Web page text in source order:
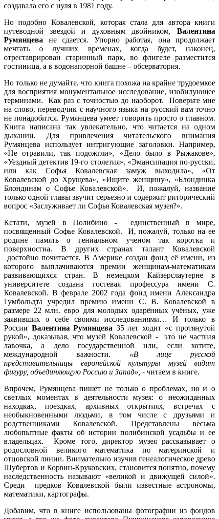
создавала его с нуля в 1981 году.
Но подобно Ковалевской, которая стала для автора книги
путеводной звездой и духовным двойником, Валентина
Румянцева не сдается. Упорно работая, она продолжает
мечтать о лучших временах, когда будет, наконец,
отреставрирован старинный парк, во флигеле разместится
гостиница, а в водонапорной башне – обсерватория.
Но только не думайте, что книга похожа на крайне трудоемкое
для восприятия монументальное исследование, изобилующее
терминами. Как раз с точностью до наоборот. Поверьте мне
на слово, переводчик с научного языка на русский вам точно
не понадобится. Румянцева умеет говорить просто о главном.
Книга написана так увлекательно, что читается на одном
дыхании. Для привлечения читательского внимания
Румянцева использует интригующие заголовки. Например,
«Не отравили, так подожгли», «Дело было в Рыжакове»,
«Уездный детектив 19-го столетия», «Эмансипация по-русски,
или как Софья Ковалевская замуж выходила», «От
Ковалевской до Хрущева», «Ищите женщину», «Блондинка
Блондинам о Софье Ковалевской». И, пожалуй, название
только одной главы звучит серьезно и содержит риторический
вопрос «Заслуживает ли Софья Ковалевская музея?».
Кстати, музей в Полибино - единственный в мире,
посвященный Софье Ковалевской. И, пожалуй, только на ее
родине память о гениальном ученом так коротка и
поверхностна. В других странах талант Ковалевской
достойно почитается. В Америке создан фонд её имени, из
которого выплачиваются премии женщинам-математикам
развивающихся стран. В немецком Кайзерслаутерне в
университете создана гостевая профессура имени С.
Ковалевской. В феврале 2002 года фонд имени Александра
Гумбольдта учредил премию имени С. В. Ковалевской в
размере 22 млн. евро для молодых одарённых учёных, уже
заявивших о себе своими исследованиями… И только в
России Валентина Румянцева 35 лет ходит «с протянутой
рукой», доказывая, что музей Ковалевской - это не частная
лавочка, а дело государственной или, если хотите,
международной важности. «В лице русской
представительницы европейской культуры музей видит
фигуру, объединяющую Россию и Запад», - читаем в книге.
Впрочем, Румянцева пишет не только о проблемах, но и о
светлых моментах в деятельности музея: о неожиданных
находках, поездках, архивных открытиях, встречах с
необыкновенными людьми, в том числе с друзьями и
родственниками Ковалевской. Представлены весьма
любопытные факты об истории полибинской усадьбы и ее
владельцах. Кроме того, директор музея рассказывает о
родословной великого математика по материнской и
отцовской линии. Внимательно изучив генеалогическое древо
Шубертов и Корвин-Круковских, становится понятно, почему
наследственность называют «великой и движущей силой».
Среди предков Ковалевской были известные астрономы,
математики, картографы.
Добавим, что в книге использованы фотографии из фондов